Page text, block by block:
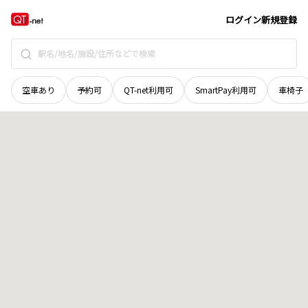
ログイン新規登録
空車あり 予約可 QT-net利用可 SmartPay利用可 車椅子
石川県